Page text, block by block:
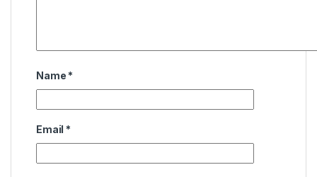
Name *
Email *